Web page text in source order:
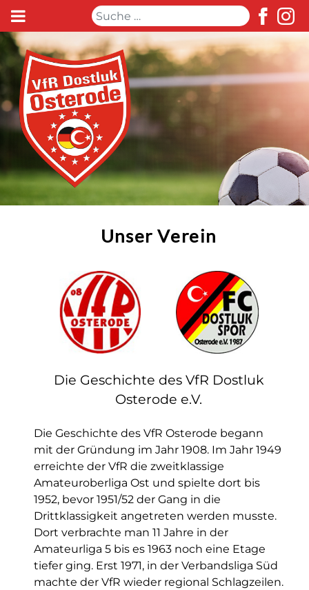
Suchen
Unser Verein
Die Geschichte des VfR Dostluk
Osterode e.V.
Die Geschichte des VfR Osterode begann
mit der Gründung im Jahr 1908. Im Jahr 1949
erreichte der VfR die zweitklassige
Amateuroberliga Ost und spielte dort bis
1952, bevor 1951/52 der Gang in die
Drittklassigkeit angetreten werden musste.
Dort verbrachte man 11 Jahre in der
Amateurliga 5 bis es 1963 noch eine Etage
tiefer ging. Erst 1971, in der Verbandsliga Süd
machte der VfR wieder regional Schlagzeilen.